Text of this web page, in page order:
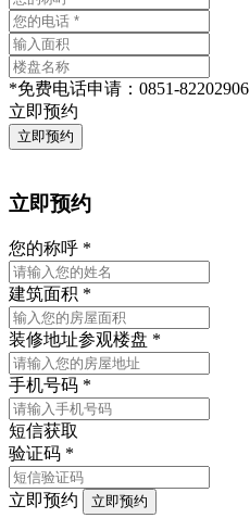
*免费电话申请： 0851-82202906
立即预约
立即预约
您的称呼 *
建筑面积 *
装修地址参观楼盘 *
手机号码 *
短信获取
验证码 *
立即预约